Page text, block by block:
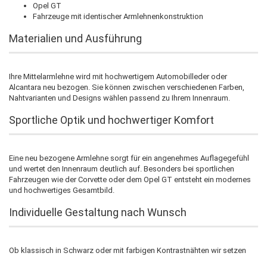
Opel GT
Fahrzeuge mit identischer Armlehnenkonstruktion
Materialien und Ausführung
Ihre Mittelarmlehne wird mit hochwertigem Automobilleder oder
Alcantara neu bezogen. Sie können zwischen verschiedenen Farben,
Nahtvarianten und Designs wählen passend zu Ihrem Innenraum.
Sportliche Optik und hochwertiger Komfort
Eine neu bezogene Armlehne sorgt für ein angenehmes Auflagegefühl
und wertet den Innenraum deutlich auf. Besonders bei sportlichen
Fahrzeugen wie der Corvette oder dem Opel GT entsteht ein modernes
und hochwertiges Gesamtbild.
Individuelle Gestaltung nach Wunsch
Ob klassisch in Schwarz oder mit farbigen Kontrastnähten wir setzen